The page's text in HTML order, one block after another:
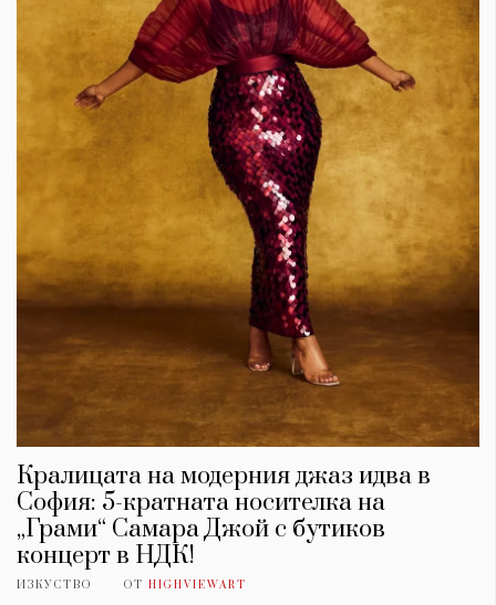
Кралицата на модерния джаз идва в
София: 5-кратната носителка на
„Грами“ Самара Джой с бутиков
концерт в НДК!
ИЗКУСТВО ОТ HIGHVIEWART